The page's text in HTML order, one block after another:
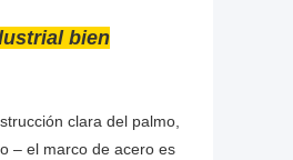
bien
clara del palmo,
– el marco de acero es